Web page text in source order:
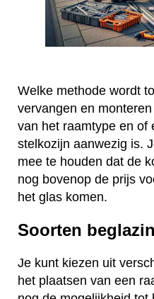
Welke methode wordt
vervangen en
van het raamtype en of
stelkozijn aanwezig is.
mee te houden dat de
nog bovenop de prijs
het glas komen.
Soorten
Je kunt kiezen uit
het plaatsen van een